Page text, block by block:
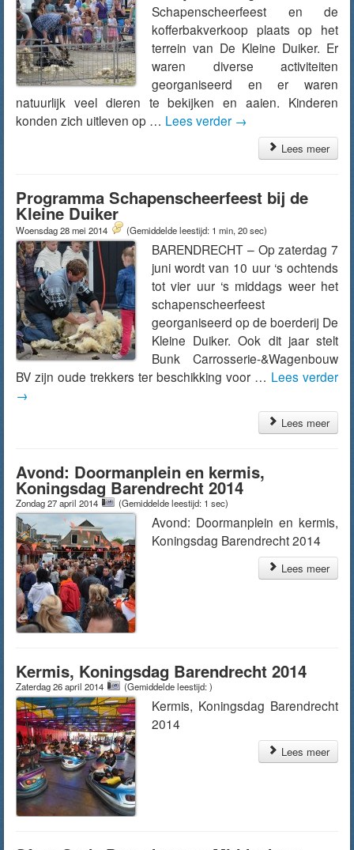
Schapenscheerfeest en de
kofferbakverkoop plaats op het
terrein van De Kleine Duiker. Er
waren diverse activiteiten
georganiseerd en er waren
natuurlijk veel dieren te bekijken en aaien. Kinderen
konden zich uitleven op … Lees verder →
Lees meer
Programma Schapenscheerfeest bij de
Kleine Duiker
Woensdag 28 mei 2014 (Gemiddelde leestijd: 1 min, 20 sec)
BARENDRECHT – Op zaterdag 7
juni wordt van 10 uur ‘s ochtends
tot vier uur ‘s middags weer het
schapenscheerfeest
georganiseerd op de boerderij De
Kleine Duiker. Ook dit jaar stelt
Bunk Carrosserie-&Wagenbouw
BV zijn oude trekkers ter beschikking voor … Lees verder
→
Lees meer
Avond: Doormanplein en kermis,
Koningsdag Barendrecht 2014
Zondag 27 april 2014 (Gemiddelde leestijd: 1 sec)
Avond: Doormanplein en kermis,
Koningsdag Barendrecht 2014
Lees meer
Kermis, Koningsdag Barendrecht 2014
Zaterdag 26 april 2014 (Gemiddelde leestijd: )
Kermis, Koningsdag Barendrecht
2014
Lees meer